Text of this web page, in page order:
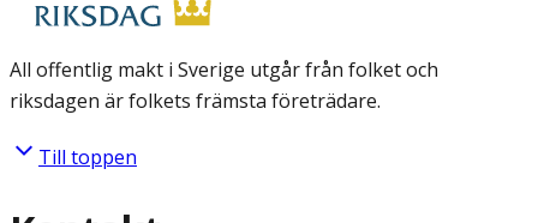
All offentlig makt i Sverige utgår från folket och
riksdagen är folkets främsta företrädare.
Till toppen